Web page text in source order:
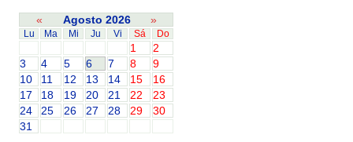
« Agosto 2026 »
Lu Ma Mi Ju Vi Sá Do
1
2
3
4 5 6 7 8
9
10
11 12 13 14 15
16
17
18 19 20 21 22
23
24
25 26 27 28 29
30
31